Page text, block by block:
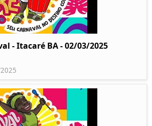
- Itacaré BA - 02/03/2025